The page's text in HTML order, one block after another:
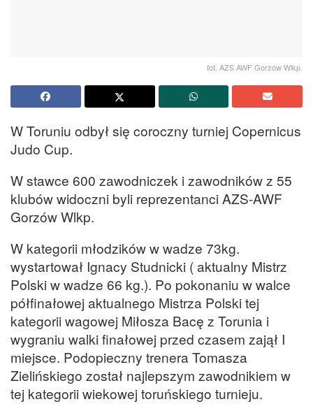
fot. AZS AWF Gorzów Wlkp.
W Toruniu odbył się coroczny turniej Copernicus
Judo Cup.
W stawce 600 zawodniczek i zawodników z 55
klubów widoczni byli reprezentanci AZS-AWF
Gorzów Wlkp.
W kategorii młodzików w wadze 73kg.
wystartował Ignacy Studnicki ( aktualny Mistrz
Polski w wadze 66 kg.). Po pokonaniu w walce
półfinałowej aktualnego Mistrza Polski tej
kategorii wagowej Miłosza Bacę z Torunia i
wygraniu walki finałowej przed czasem zajął I
miejsce. Podopieczny trenera Tomasza
Zielińskiego został najlepszym zawodnikiem w
tej kategorii wiekowej toruńskiego turnieju.